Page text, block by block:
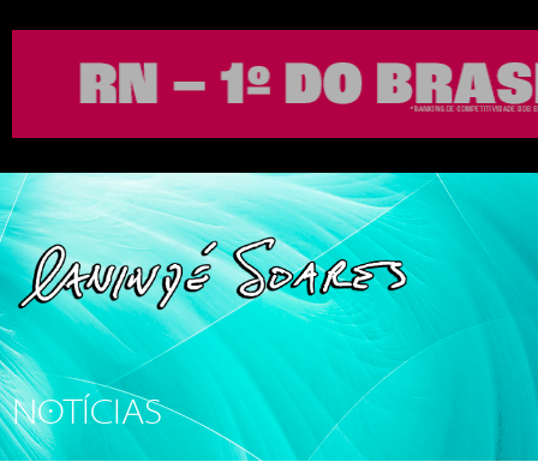
NOTÍCIAS